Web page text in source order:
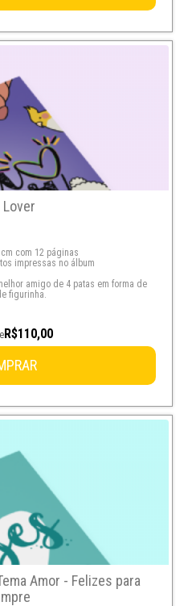
com 12 páginas
impressas no álbum
amigo de 4 patas em forma de
figurinha.
R$110,00
Amor - Felizes para